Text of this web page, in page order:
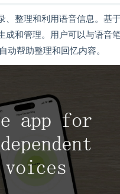
整理和利用语音信息。基
和管理。用户可以与语音
动帮助整理和回忆内容。